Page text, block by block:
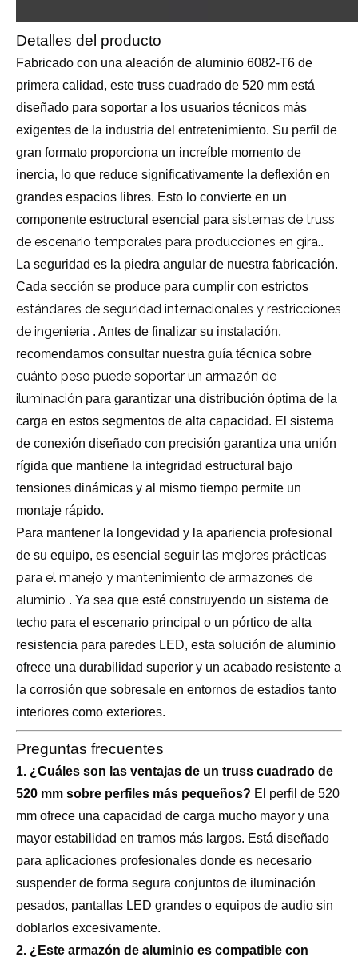
Detalles del producto
Fabricado con una aleación de aluminio 6082-T6 de
primera calidad, este truss cuadrado de 520 mm está
diseñado para soportar a los usuarios técnicos más
exigentes de la industria del entretenimiento. Su perfil de
gran formato proporciona un increíble momento de
inercia, lo que reduce significativamente la deflexión en
grandes espacios libres. Esto lo convierte en un
componente estructural esencial para sistemas de truss
de escenario temporales para producciones en gira..
La seguridad es la piedra angular de nuestra fabricación.
Cada sección se produce para cumplir con estrictos
estándares de seguridad internacionales y restricciones
de ingeniería . Antes de finalizar su instalación,
recomendamos consultar nuestra guía técnica sobre
cuánto peso puede soportar un armazón de
iluminación para garantizar una distribución óptima de la
carga en estos segmentos de alta capacidad. El sistema
de conexión diseñado con precisión garantiza una unión
rígida que mantiene la integridad estructural bajo
tensiones dinámicas y al mismo tiempo permite un
montaje rápido.
Para mantener la longevidad y la apariencia profesional
de su equipo, es esencial seguir las mejores prácticas
para el manejo y mantenimiento de armazones de
aluminio . Ya sea que esté construyendo un sistema de
techo para el escenario principal o un pórtico de alta
resistencia para paredes LED, esta solución de aluminio
ofrece una durabilidad superior y un acabado resistente a
la corrosión que sobresale en entornos de estadios tanto
interiores como exteriores.
Preguntas frecuentes
1. ¿Cuáles son las ventajas de un truss cuadrado de
520 mm sobre perfiles más pequeños? El perfil de 520
mm ofrece una capacidad de carga mucho mayor y una
mayor estabilidad en tramos más largos. Está diseñado
para aplicaciones profesionales donde es necesario
suspender de forma segura conjuntos de iluminación
pesados, pantallas LED grandes o equipos de audio sin
doblarlos excesivamente.
2. ¿Este armazón de aluminio es compatible con